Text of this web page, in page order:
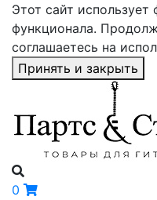
Этот сайт
функционала.
соглашаетесь на
Принять и закрыть
0